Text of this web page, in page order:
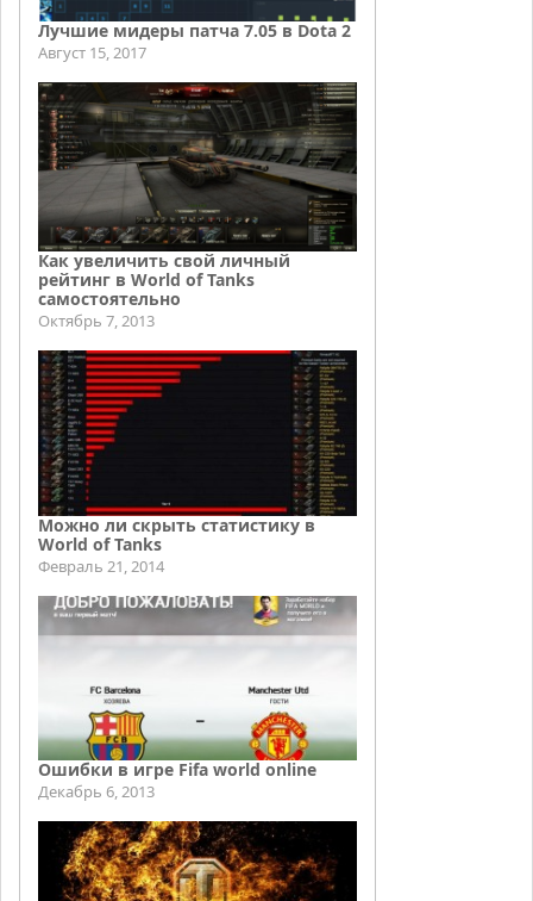
Лучшие мидеры патча 7.05 в Dota 2
Август 15, 2017
Как увеличить свой личный
рейтинг в World of Tanks
самостоятельно
Октябрь 7, 2013
Можно ли скрыть статистику в
World of Tanks
Февраль 21, 2014
Ошибки в игре Fifa world online
Декабрь 6, 2013